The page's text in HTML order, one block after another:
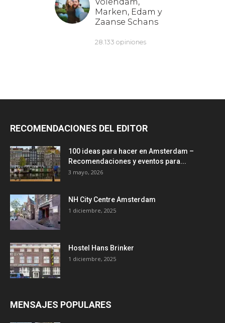
RECOMENDACIONES DEL EDITOR
100 ideas para hacer en Amsterdam –
Recomendaciones y eventos para...
3 mayo, 2026
NH City Centre Amsterdam
1 diciembre, 2025
Hostel Hans Brinker
1 diciembre, 2025
MENSAJES POPULARES